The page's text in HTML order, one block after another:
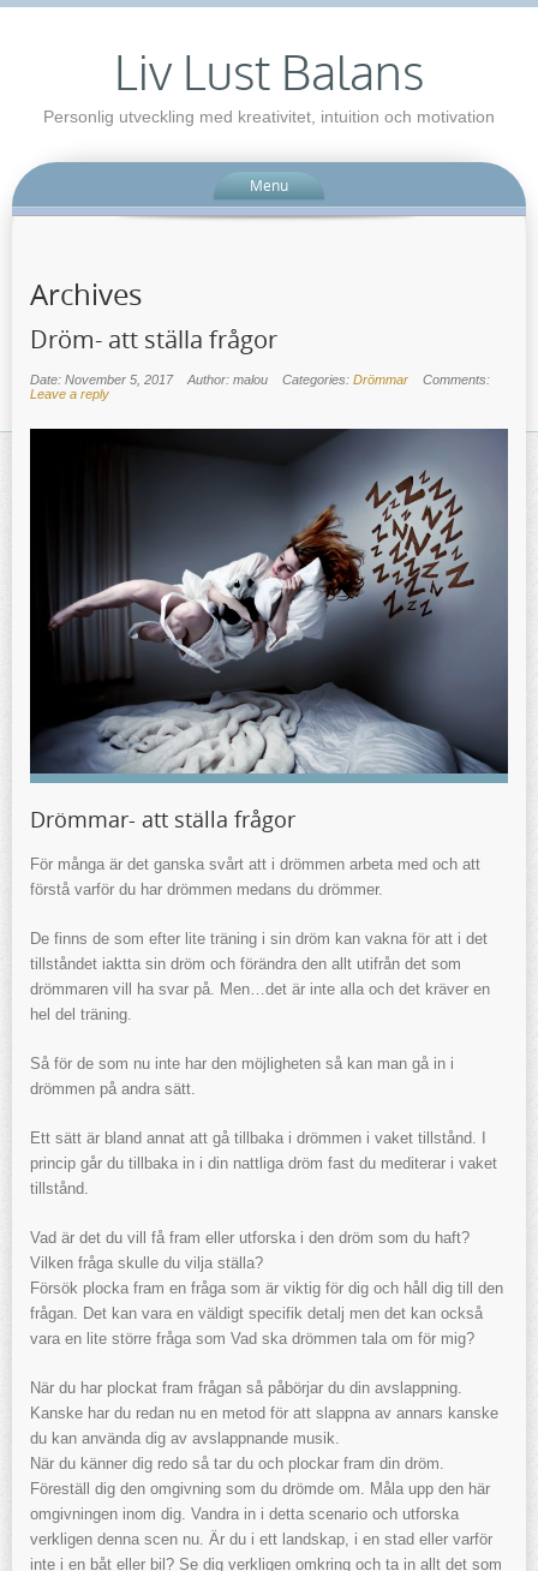
Liv Lust Balans
Personlig utveckling med kreativitet, intuition och motivation
Menu
Archives
Dröm- att ställa frågor
Date: November 5, 2017 Author: malou Categories: Drömmar
Comments:
Leave a reply
Drömmar- att ställa frågor
För många är det ganska svårt att i drömmen arbeta med och att
förstå varför du har drömmen medans du drömmer.
De finns de som efter lite träning i sin dröm kan vakna för att i det
tillståndet iaktta sin dröm och förändra den allt utifrån det som
drömmaren vill ha svar på. Men…det är inte alla och det kräver en
hel del träning.
Så för de som nu inte har den möjligheten så kan man gå in i
drömmen på andra sätt.
Ett sätt är bland annat att gå tillbaka i drömmen i vaket tillstånd. I
princip går du tillbaka in i din nattliga dröm fast du mediterar i vaket
tillstånd.
Vad är det du vill få fram eller utforska i den dröm som du haft?
Vilken fråga skulle du vilja ställa?
Försök plocka fram en fråga som är viktig för dig och håll dig till den
frågan. Det kan vara en väldigt specifik detalj men det kan också
vara en lite större fråga som Vad ska drömmen tala om för mig?
När du har plockat fram frågan så påbörjar du din avslappning.
Kanske har du redan nu en metod för att slappna av annars kanske
du kan använda dig av avslappnande musik.
När du känner dig redo så tar du och plockar fram din dröm.
Föreställ dig den omgivning som du drömde om. Måla upp den här
omgivningen inom dig. Vandra in i detta scenario och utforska
verkligen denna scen nu. Är du i ett landskap, i en stad eller varför
inte i en båt eller bil? Se dig verkligen omkring och ta in allt det som